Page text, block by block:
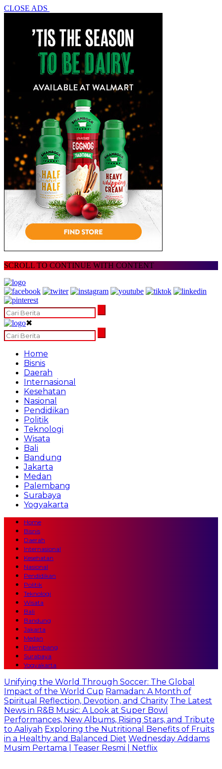
CLOSE ADS
SCROLL TO CONTINUE WITH CONTENT
✖
Home
Bisnis
Daerah
Internasional
Kesehatan
Nasional
Pendidikan
Politik
Teknologi
Wisata
Bali
Bandung
Jakarta
Medan
Palembang
Surabaya
Yogyakarta
Home
Bisnis
Daerah
Internasional
Kesehatan
Nasional
Pendidikan
Politik
Teknologi
Wisata
Bali
Bandung
Jakarta
Medan
Palembang
Surabaya
Yogyakarta
Unifying the World Through Soccer: The Global
Impact of the World Cup Ramadan: A Month of
Spiritual Reflection, Devotion, and Charity The Latest
News in R&B Music: A Look at Super Bowl
Performances, New Albums, Rising Stars, and Tribute
to Aaliyah Exploring the Nutritional Benefits of Fruits
in a Healthy and Balanced Diet Wednesday Addams
Musim Pertama | Teaser Resmi | Netflix